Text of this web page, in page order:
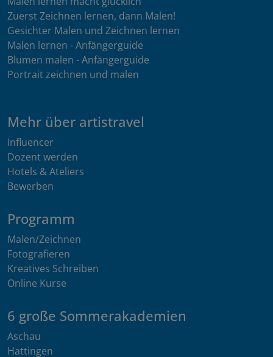
Zuerst Zeichnen lernen, dann Malen!
Gesichter Malen und Zeichnen lernen
Malen lernen - Anfängerguide
Blumen malen - Anfängerguide
Portrait zeichnen und malen
Mehr über artistravel
Influencer
Dozent werden
Hotels & Ateliers
Bewerben
Programm
Malen/Zeichnen
Fotografieren
Kreatives Schreiben
Online Kurse
6 große Sommerakademien
Aschau
Hattingen